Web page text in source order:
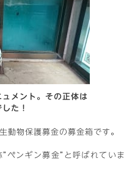
メント。その正体は
た！
動物保護募金の募金箱です。
ペンギン募金”と呼ばれていま